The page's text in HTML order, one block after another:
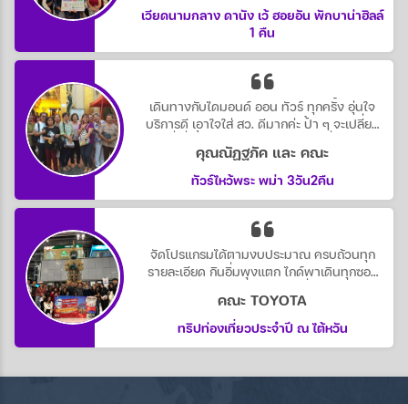
เวียดนามกลาง ดานัง เว้ ฮอยอัน พักบาน่าฮิลล์
1 คืน
เดินทางกับไดมอนด์ ออน ทัวร์ ทุกครั้ง อุ่นใจ
บริการดี เอาใจใส่ สว. ดีมากค่ะ ป้า ๆ จะเปลี่ยน
ออน ทัวร์
คุณณัฏฐภัค และ คณะ
ทัวร์ไหว้พระ พม่า 3วัน2คืน
จัดโปรแกรมได้ตามงบประมาณ ครบถ้วนทุก
รายละเอียด กินอิ่มพุงแตก ไกด์พาเดินทุกซอก
ทัวร์ก้อน่ารักดูแลยันไปซื้อผ้าอนามัยให้ ใช้บริการ
กันยาว ๆไปเลยค่ะ
คณะ TOYOTA
ทริปท่องเที่ยวประจำปี ณ ไต้หวัน